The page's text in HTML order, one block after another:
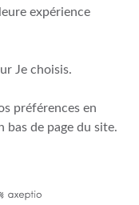
expérience
Je choisis.
préférences en
bas de page du site.